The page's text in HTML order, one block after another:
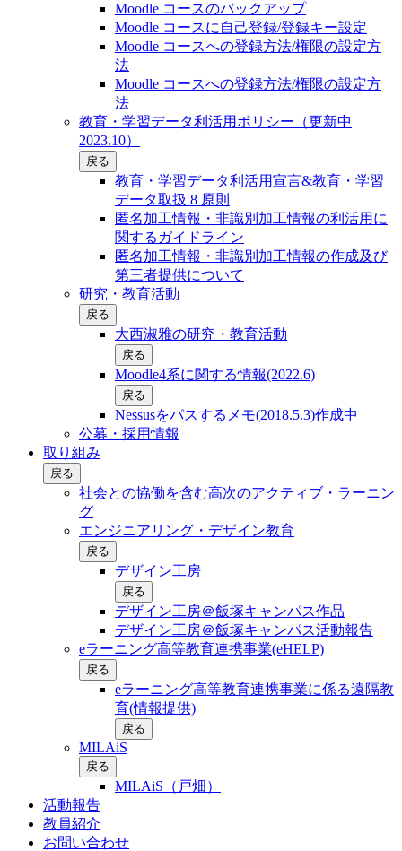
Moodle コースのバックアップ
Moodle コースに自己登録/登録キー設定
Moodle コースへの登録方法/権限の設定方
法
Moodle コースへの登録方法/権限の設定方
法
教育・学習データ利活用ポリシー（更新中
2023.10）
戻る
教育・学習データ利活用宣言&教育・学習
データ取扱 8 原則
匿名加工情報・非識別加工情報の利活用に
関するガイドライン
匿名加工情報・非識別加工情報の作成及び
第三者提供について
研究・教育活動
戻る
大西淑雅の研究・教育活動
戻る
Moodle4系に関する情報(2022.6)
戻る
Nessusをパスするメモ(2018.5.3)作成中
公募・採用情報
取り組み
戻る
社会との協働を含む⾼次のアクティブ・ラーニン
グ
エンジニアリング・デザイン教育
戻る
デザイン工房
戻る
デザイン工房＠飯塚キャンパス作品
デザイン工房＠飯塚キャンパス活動報告
eラーニング高等教育連携事業(eHELP)
戻る
eラーニング高等教育連携事業に係る遠隔教
育(情報提供)
戻る
MILAiS
戻る
MILAiS（戸畑）
活動報告
教員紹介
お問い合わせ